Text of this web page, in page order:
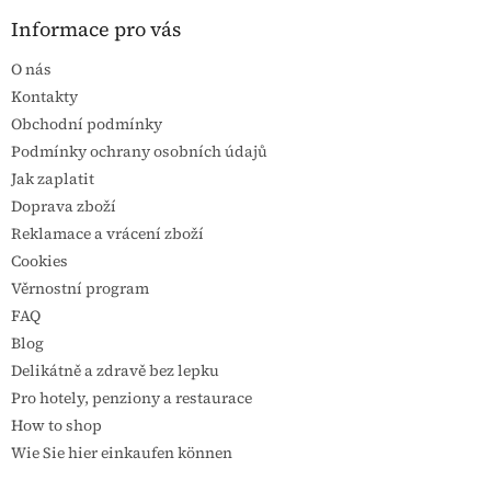
Informace pro vás
O nás
Kontakty
Obchodní podmínky
Podmínky ochrany osobních údajů
Jak zaplatit
Doprava zboží
Reklamace a vrácení zboží
Cookies
Věrnostní program
FAQ
Blog
Delikátně a zdravě bez lepku
Pro hotely, penziony a restaurace
How to shop
Wie Sie hier einkaufen können